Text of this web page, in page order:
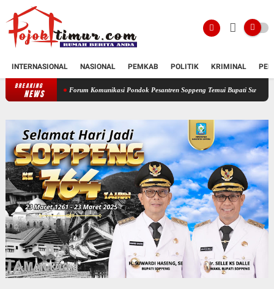
INTERNASIONAL NASIONAL PEMKAB POLITIK KRIMINAL
BREAKING
NEWS
Forum Komunikasi Pondok Pesantren Soppeng Temui Bupati Suwardi Haseng